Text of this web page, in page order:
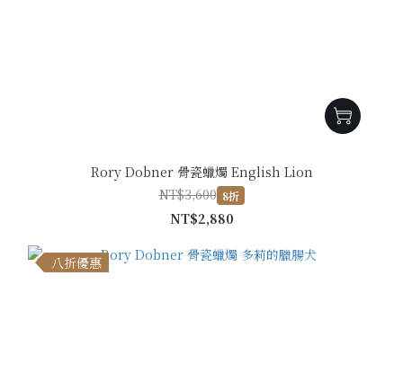
Rory Dobner 骨瓷蠟燭 English Lion
NT$3,600 8折
NT$2,880
八折優惠